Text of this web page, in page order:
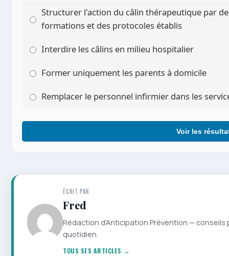
Structurer l'action du câlin thérapeutique par
formations et des protocoles établis
Interdire les câlins en milieu hospitalier
Former uniquement les parents à domicile
Remplacer le personnel infirmier dans les
Voir les
ÉCRIT PAR
Fred
Rédaction d'Anticipation Prévention —
quotidien.
TOUS SES ARTICLES →